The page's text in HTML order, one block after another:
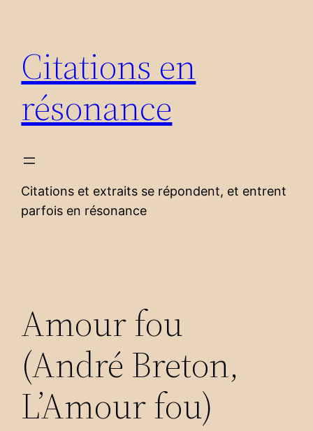
contenu
Citations en
résonance
Citations et extraits se répondent, et entrent
parfois en résonance
Amour fou
(André Breton,
L’Amour fou)